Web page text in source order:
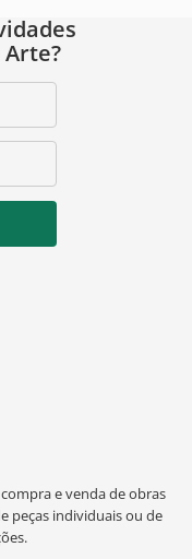
e venda de obras
peças individuais ou de